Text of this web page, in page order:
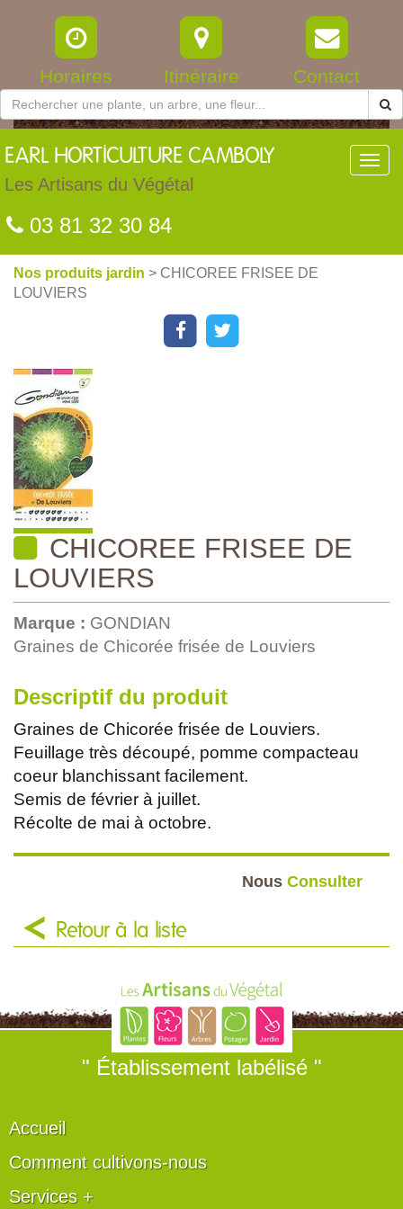
Horaires Itinéraire Contact
EARL HORTICULTURE CAMBOLY
Les Artisans du Végétal
03 81 32 30 84
Nos produits jardin > CHICOREE FRISEE DE
LOUVIERS
CHICOREE FRISEE DE
LOUVIERS
Marque : GONDIAN
Graines de Chicorée frisée de Louviers
Descriptif du produit
Graines de Chicorée frisée de Louviers.
Feuillage très découpé, pomme compacteau
coeur blanchissant facilement.
Semis de février à juillet.
Récolte de mai à octobre.
Nous Consulter
Retour à la liste
" Établissement labélisé "
Accueil
Comment cultivons-nous
Services +